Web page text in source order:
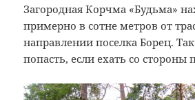
Загородная Корчма «Будьма»
примерно в сотне метров от
направлении поселка Борец.
попасть, если ехать со стороны